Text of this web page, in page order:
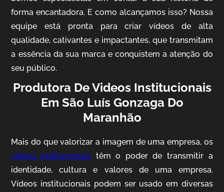
Mosaic
AgriBrasil
Vídeo Institucional
forma encantadora. E como alcançamos isso? Nossa
equipe está pronta para criar vídeos de alta
qualidade, cativantes e impactantes, que transmitam
a essência da sua marca e conquistem a atenção do
seu público.
Produtora De Videos Institucionais
Em São Luís Gonzaga Do
Maranhão
Mais do que valorizar a imagem de uma empresa, os
vídeos institucionais têm o poder de transmitir a
identidade, cultura e valores de uma empresa.
Vídeos institucionais podem ser usado em diversas